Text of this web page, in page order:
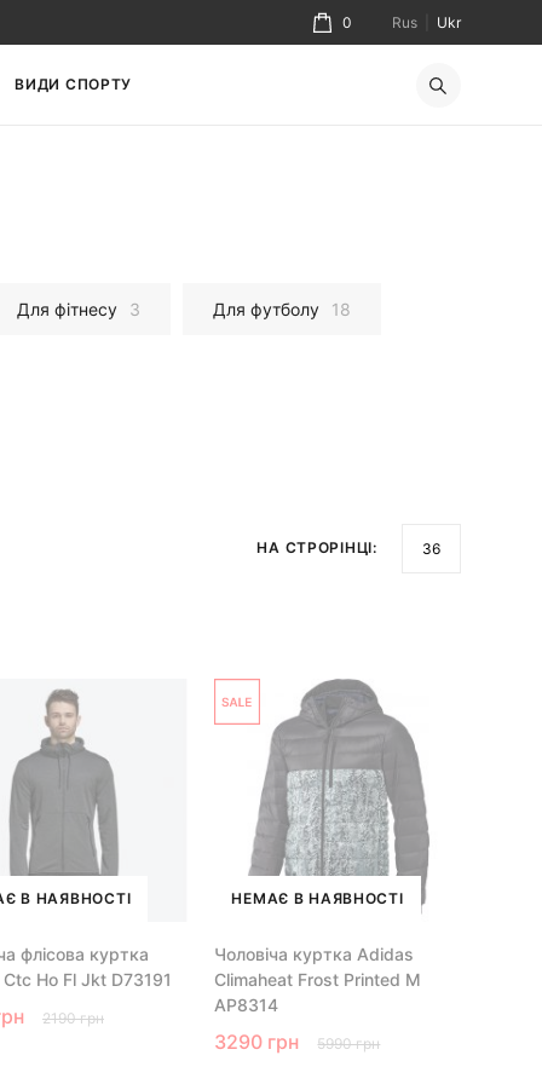
ВИДИ СПОРТУ
0 Rus Ukr
Для фітнесу 3 Для футболу 18
НА СТРОРІНЦІ:
В НАЯВНОСТІ
флісова куртка
Ho Fl Jkt D73191
2190 грн
НЕМАЄ В НАЯВНОСТІ
Чоловіча куртка Adidas
Climaheat Frost Printed M
AP8314
3290 грн 5990 грн